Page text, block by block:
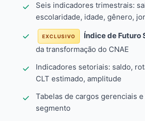
Seis indicadores trimestrais:
escolaridade, idade, gênero,
EXCLUSIVO Índice de Futuro
da transformação do CNAE
Indicadores setoriais: saldo,
CLT estimado, amplitude
Tabelas de cargos gerenciais
segmento